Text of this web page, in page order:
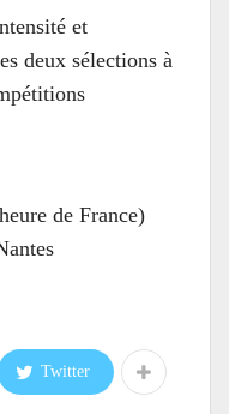
et
deux sélections à
de France)
Twitter